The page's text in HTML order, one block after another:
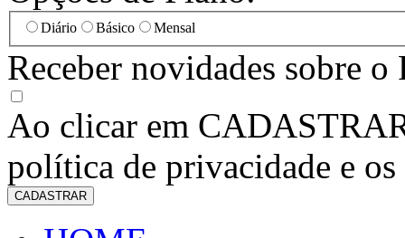
Diário Básico Mensal
Receber novidades sobre
Ao clicar em
política de privacidade e os
CADASTRAR